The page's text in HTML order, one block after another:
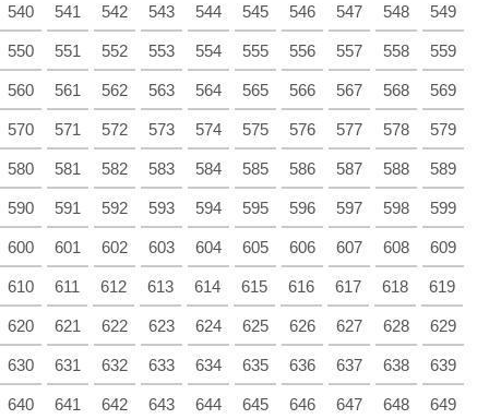
540 541 542 543 544 545 546 547 548 549
550 551 552 553 554 555 556 557 558 559
560 561 562 563 564 565 566 567 568 569
570 571 572 573 574 575 576 577 578 579
580 581 582 583 584 585 586 587 588 589
590 591 592 593 594 595 596 597 598 599
600 601 602 603 604 605 606 607 608 609
610 611 612 613 614 615 616 617 618 619
620 621 622 623 624 625 626 627 628 629
630 631 632 633 634 635 636 637 638 639
640 641 642 643 644 645 646 647 648 649